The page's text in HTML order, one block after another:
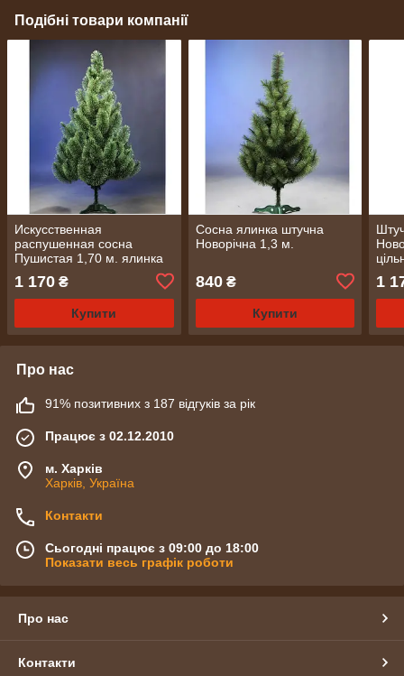
Подібні товари компанії
Искусственная
распушенная сосна
Пушистая 1,70 м. ялинка
на Новий Рік як справжня
1 170 ₴
Купити
Сосна ялинка штучна
Новорічна 1,3 м.
840₴
Купити
1
Про нас
91% позитивних з 187 відгуків за рік
Працює з 02.12.2010
м. Харків
Харків, Україна
Контакти
Сьогодні працює з 09:00 до 18:00
Показати весь графік роботи
Про нас
Контакти